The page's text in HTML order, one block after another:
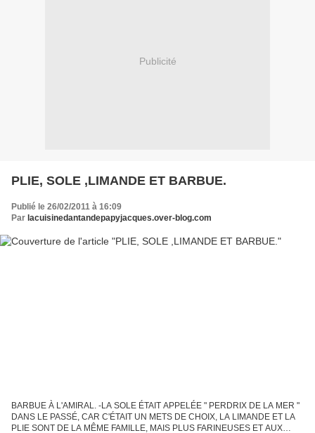
Publicité
PLIE, SOLE ,LIMANDE ET BARBUE.
Publié le 26/02/2011 à 16:09
Par lacuisinedantandepapyjacques.over-blog.com
BARBUE À L'AMIRAL. -LA SOLE ÉTAIT APPELÉE " PERDRIX DE LA MER "
DANS LE PASSÉ, CAR C'ÉTAIT UN METS DE CHOIX, LA LIMANDE ET LA
PLIE SONT DE LA MÊME FAMILLE, MAIS PLUS FARINEUSES ET AUX